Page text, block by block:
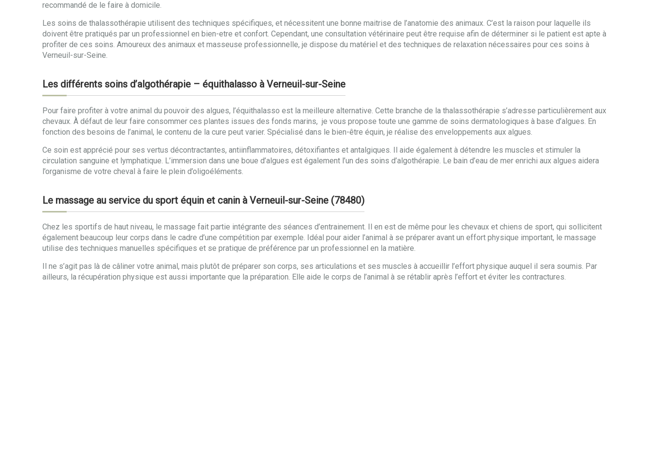
recommandé de le faire à domicile.
Les soins de thalassothérapie utilisent des techniques spécifiques, et nécessitent une bonne maitrise de l’anatomie des animaux. C’est la raison pour laquelle ils
doivent être pratiqués par un professionnel en bien-etre et confort. Cependant, une consultation vétérinaire peut être requise afin de déterminer si le patient est apte à
profiter de ces soins. Amoureux des animaux et masseuse professionnelle, je dispose du matériel et des techniques de relaxation nécessaires pour ces soins à
Verneuil-sur-Seine.
Les différents soins d’algothérapie – équithalasso à Verneuil-sur-Seine
Pour faire profiter à votre animal du pouvoir des algues, l’équithalasso est la meilleure alternative. Cette branche de la thalassothérapie s’adresse particulièrement aux
chevaux. À défaut de leur faire consommer ces plantes issues des fonds marins, je vous propose toute une gamme de soins dermatologiques à base d’algues. En
fonction des besoins de l’animal, le contenu de la cure peut varier. Spécialisé dans le bien-être équin, je réalise des enveloppements aux algues.
Ce soin est apprécié pour ses vertus décontractantes, antiinflammatoires, détoxifiantes et antalgiques. Il aide également à détendre les muscles et stimuler la
circulation sanguine et lymphatique. L’immersion dans une boue d’algues est également l’un des soins d’algothérapie. Le bain d’eau de mer enrichi aux algues aidera
l’organisme de votre cheval à faire le plein d’oligoéléments.
Le massage au service du sport équin et canin à Verneuil-sur-Seine (78480)
Chez les sportifs de haut niveau, le massage fait partie intégrante des séances d’entrainement. Il en est de même pour les chevaux et chiens de sport, qui sollicitent
également beaucoup leur corps dans le cadre d’une compétition par exemple. Idéal pour aider l’animal à se préparer avant un effort physique important, le massage
utilise des techniques manuelles spécifiques et se pratique de préférence par un professionnel en la matière.
Il ne s’agit pas là de câliner votre animal, mais plutôt de préparer son corps, ses articulations et ses muscles à accueillir l’effort physique auquel il sera soumis. Par
ailleurs, la récupération physique est aussi importante que la préparation. Elle aide le corps de l’animal à se rétablir après l’effort et éviter les contractures.